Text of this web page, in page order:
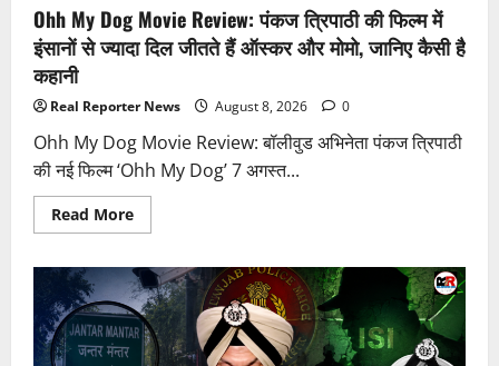
है
पूरा
मामला
Ohh My Dog Movie Review: पंकज त्रिपाठी की फिल्म में
इंसानों से ज्यादा दिल जीतते हैं ऑस्कर और मोमो, जानिए कैसी है
कहानी
Real Reporter News August 8, 2026 0
Ohh My Dog Movie Review: बॉलीवुड अभिनेता पंकज त्रिपाठी
की नई फिल्म ‘Ohh My Dog’ 7 अगस्त...
Read MoreRead
more
My
Dog
Movie
Review:
पंकज
त्रिपाठी